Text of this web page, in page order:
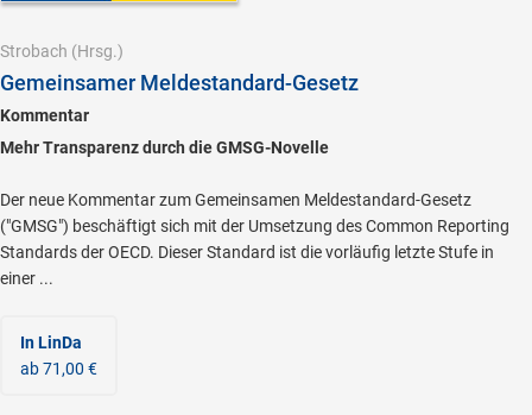
Strobach (Hrsg.)
Gemeinsamer Meldestandard-Gesetz
Kommentar
Mehr Transparenz durch die GMSG-Novelle
Der neue Kommentar zum Gemeinsamen Meldestandard-Gesetz
("GMSG") beschäftigt sich mit der Umsetzung des Common Reporting
Standards der OECD. Dieser Standard ist die vorläufig letzte Stufe in
einer ...
In LinDa
ab 71,00 €